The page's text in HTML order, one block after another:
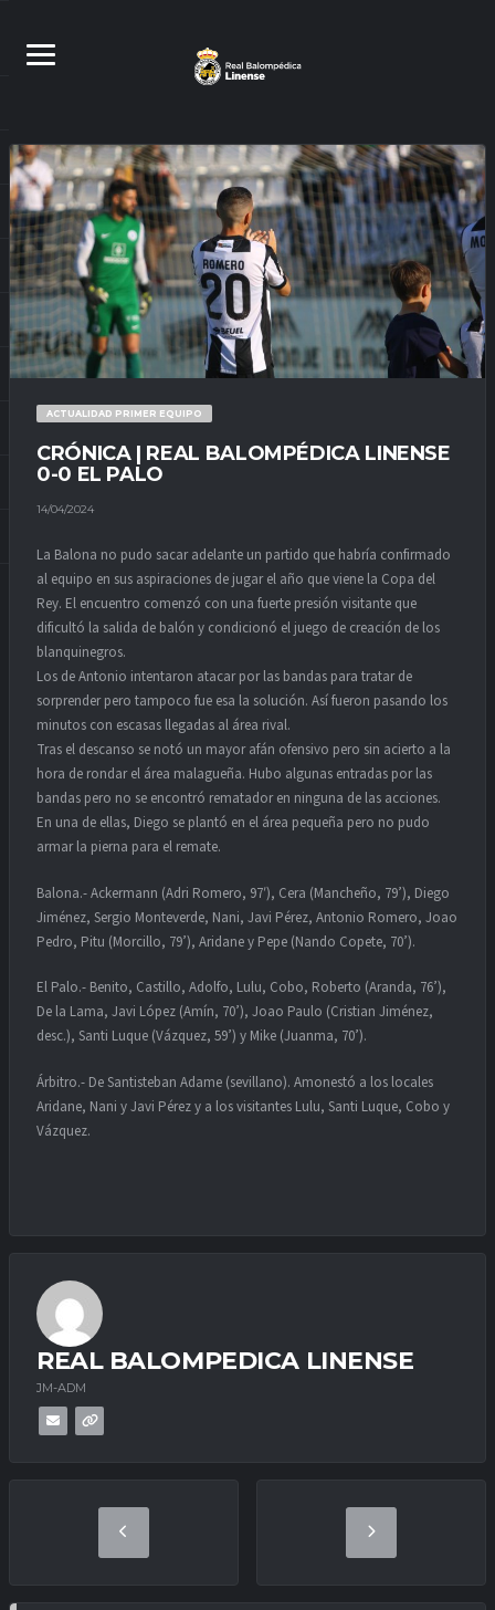
ACTUALIDAD PRIMER EQUIPO
CRÓNICA | REAL BALOMPÉDICA LINENSE
0-0 EL PALO
14/04/2024
La Balona no pudo sacar adelante un partido que habría confirmado
al equipo en sus aspiraciones de jugar el año que viene la Copa del
Rey. El encuentro comenzó con una fuerte presión visitante que
dificultó la salida de balón y condicionó el juego de creación de los
blanquinegros.
Los de Antonio intentaron atacar por las bandas para tratar de
sorprender pero tampoco fue esa la solución. Así fueron pasando los
minutos con escasas llegadas al área rival.
Tras el descanso se notó un mayor afán ofensivo pero sin acierto a la
hora de rondar el área malagueña. Hubo algunas entradas por las
bandas pero no se encontró rematador en ninguna de las acciones.
En una de ellas, Diego se plantó en el área pequeña pero no pudo
armar la pierna para el remate.
Balona.- Ackermann (Adri Romero, 97′), Cera (Mancheño, 79’), Diego
Jiménez, Sergio Monteverde, Nani, Javi Pérez, Antonio Romero, Joao
Pedro, Pitu (Morcillo, 79’), Aridane y Pepe (Nando Copete, 70’).
El Palo.- Benito, Castillo, Adolfo, Lulu, Cobo, Roberto (Aranda, 76’),
De la Lama, Javi López (Amín, 70’), Joao Paulo (Cristian Jiménez,
desc.), Santi Luque (Vázquez, 59’) y Mike (Juanma, 70’).
Árbitro.- De Santisteban Adame (sevillano). Amonestó a los locales
Aridane, Nani y Javi Pérez y a los visitantes Lulu, Santi Luque, Cobo y
Vázquez.
REAL BALOMPEDICA LINENSE
JM-ADM